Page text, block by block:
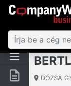
Összegzés
DÓZSA